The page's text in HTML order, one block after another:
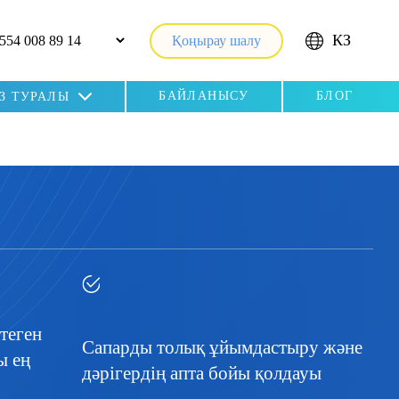
Қоңырау шалу КЗ
ТУРАЛЫ БАЙЛАНЫСУ БЛОГ
ең
Сапарды толық ұйымдастыру және
дәрігердің апта бойы қолдауы